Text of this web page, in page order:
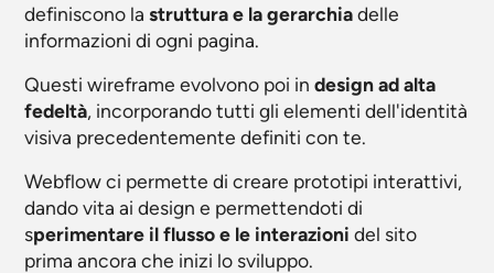
definiscono lastruttura e la gerarchiadelle
informazioni di ogni pagina.
Questi wireframe evolvono poi indesign ad alta
fedeltà, incorporando tutti gli elementi dell'identità
visiva precedentemente definiti con te.
Webflow ci permette di creare prototipi interattivi,
dando vita ai design e permettendoti di
sperimentare il flusso e le interazioni del sito
prima ancora che inizi lo sviluppo.